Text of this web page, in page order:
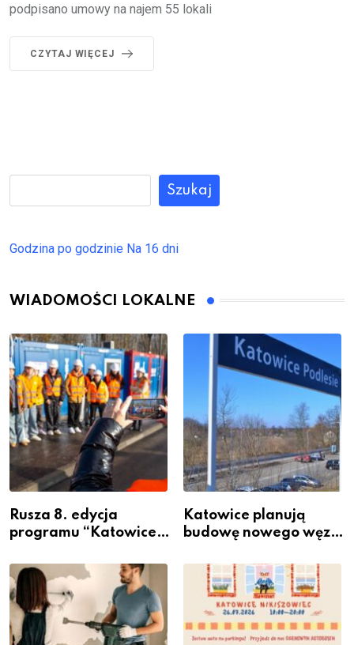
podpisano umowy na najem 55 lokali
CZYTAJ WIĘCEJ
Szukaj
Godzina po godzinie Na 16 dni
WIADOMOŚCI LOKALNE
Rusza 8. edycja
programu “Katowice
– nabór dla
przedsiębiorców
Katowice planują
budowę nowego węzła
Podlesiu